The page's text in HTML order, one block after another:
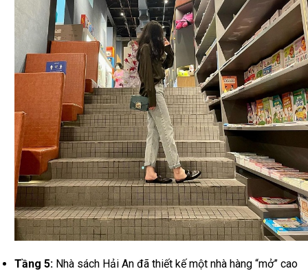
Tầng 5:Nhà sách Hải An đã thiết kế một nhà hàng “mở” cao